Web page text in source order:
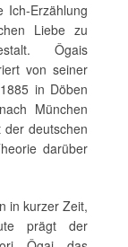
Ich-Erzählung
Liebe zu
Ôgais
von seiner
in Döben
München
deutschen
darüber
in kurzer Zeit,
prägt der